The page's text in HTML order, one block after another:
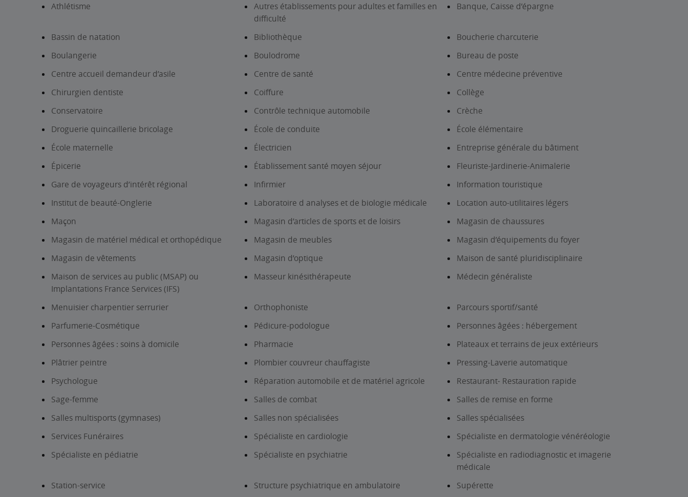
Athlétisme
Autres établissements pour adultes et familles en
difficulté
Banque, Caisse d’épargne
Bassin de natation Bibliothèque
Boucherie charcuterie
Boulangerie
Boulodrome
Bureau de poste
Centre accueil demandeur d’asile
Centre de santé
Centre médecine préventive
Chirurgien dentiste
Coiffure
Collège
Conservatoire
Contrôle technique automobile
Crèche
Droguerie quincaillerie bricolage
École de conduite
École élémentaire
École maternelle
Électricien
Entreprise générale du bâtiment
Épicerie
Établissement santé moyen séjour
Fleuriste-Jardinerie-Animalerie
Gare de voyageurs d’intérêt régional
Infirmier
Information touristique
Institut de beauté-Onglerie
Laboratoire d analyses et de biologie médicale
Location auto-utilitaires légers
Maçon
Magasin d’articles de sports et de loisirs
Magasin de chaussures
Magasin de matériel médical et orthopédique
Magasin de meubles
Magasin d’équipements du foyer
Magasin de vêtements
Magasin d’optique
Maison de santé pluridisciplinaire
Maison de services au public (MSAP) ou
Implantations France Services (IFS)
Masseur kinésithérapeute Médecin généraliste
Menuisier charpentier serrurier Orthophoniste
Parcours sportif/santé
Parfumerie-Cosmétique
Pédicure-podologue
Personnes âgées : hébergement
Personnes âgées : soins à domicile
Pharmacie
Plateaux et terrains de jeux extérieurs
Plâtrier peintre
Plombier couvreur chauffagiste
Pressing-Laverie automatique
Psychologue
Réparation automobile et de matériel agricole
Restaurant- Restauration rapide
Sage-femme
Salles de combat
Salles de remise en forme
Salles multisports (gymnases)
Salles non spécialisées
Salles spécialisées
Services Funéraires
Spécialiste en cardiologie
Spécialiste en dermatologie vénéréologie
Spécialiste en pédiatrie
Spécialiste en psychiatrie
Spécialiste en radiodiagnostic et imagerie
médicale
Station-service
Structure psychiatrique en ambulatoire Supérette